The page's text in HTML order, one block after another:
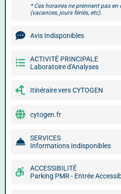
* Ces horaires ne prennent pas
(vacances, jours fériés, etc).
Avis Indisponibles
ACTIVITÉ PRINCIPALE
Laboratoire d'Analyses
Itinéraire vers CYTOGEN
cytogen.fr
SERVICES
Informations Indisponibles
ACCESSIBILITÉ
Parking PMR - Entrée